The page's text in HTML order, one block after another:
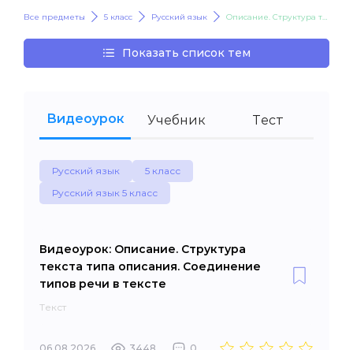
Все предметы 5 класс Русский язык Описание. Структура текста типа описания. Соединение типов речи в тексте
Показать список тем
Видеоурок Учебник Тест
Русский язык
5 класс
Русский язык 5 класс
Видеоурок: Описание. Структура
текста типа описания. Соединение
типов речи в тексте
Текст